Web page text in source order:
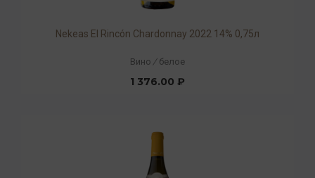
Nekeas El Rincón Chardonnay 2022 14% 0,75л
Вино / белое
1 376.00 ₽